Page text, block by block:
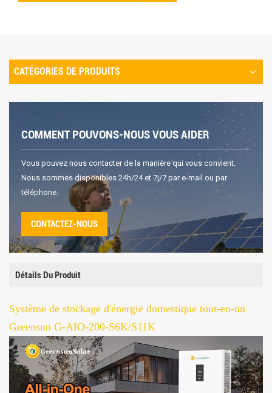
CATÉGORIES DE PRODUITS
COMMENT POUVONS-NOUS VOUS AIDER
Vous pouvez nous contacter de la manière qui vous convient.
Nous sommes disponibles 24h/24 et 7j/7 par e-mail ou par
téléphone.
CONTACTEZ-NOUS
Détails Du Produit
Système de stockage d'énergie domestique tout-en-un
Greensun G-AIO-200-S6K/S11K